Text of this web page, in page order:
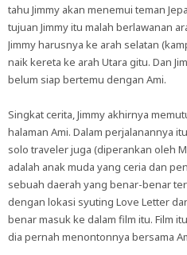
tahu Jimmy akan menemui teman
tujuan Jimmy itu malah berlawanan
Jimmy harusnya ke arah selatan
naik kereta ke arah Utara gitu. Dan
belum siap bertemu dengan Ami.
Singkat cerita, Jimmy akhirnya
halaman Ami. Dalam perjalanannya
solo traveler juga (diperankan oleh
adalah anak muda yang ceria dan
sebuah daerah yang benar-benar
dengan lokasi syuting Love Letter
benar masuk ke dalam film itu. Film
dia pernah menontonnya bersama